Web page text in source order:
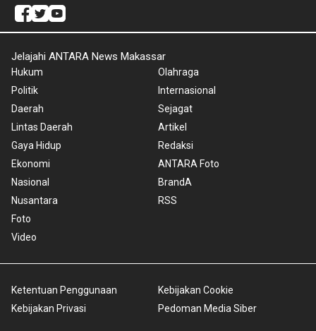
Jelajahi ANTARA News Makassar
Hukum
Politik
Daerah
Lintas Daerah
Gaya Hidup
Ekonomi
Nasional
Nusantara
Foto
Video
Olahraga
Internasional
Sejagat
Artikel
Redaksi
ANTARA Foto
BrandA
RSS
Ketentuan Penggunaan
Kebijakan Privasi
Kebijakan Cookie
Pedoman Media Siber